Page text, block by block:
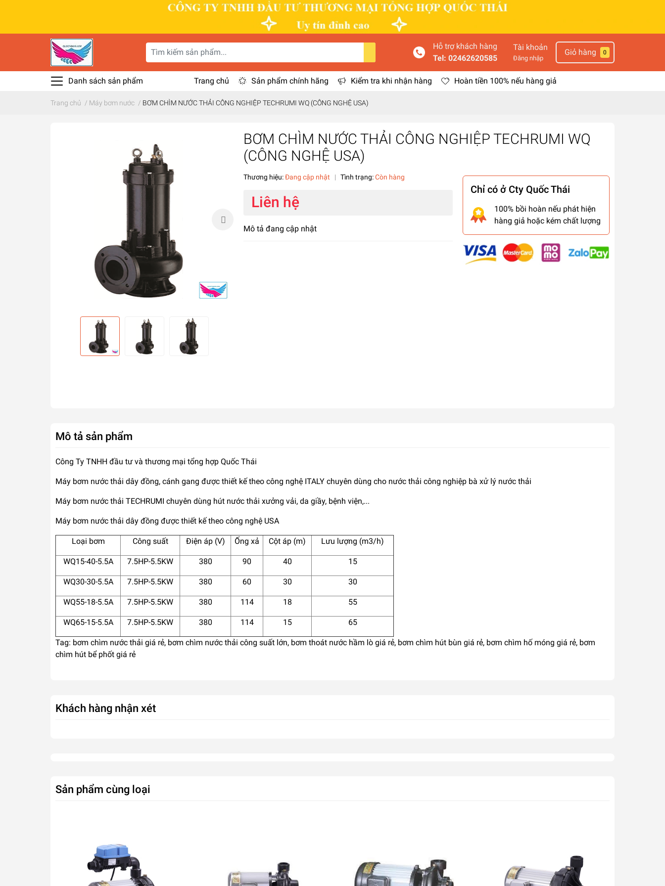
Hỗ trợ khách hàng
Tel: 02462620585
Tài khoản
Đăng nhập
Giỏ hàng 0
Danh sách sản phẩm Trang chủ Sản phẩm chính hãng Kiểm tra khi nhận hàng Hoàn tiền 100% nếu hàng giả
Trang chủ / Máy bơm nước / BƠM CHÌM NƯỚC THẢI CÔNG NGHIỆP TECHRUMI WQ (CÔNG NGHỆ USA)
BƠM CHÌM NƯỚC THẢI CÔNG NGHIỆP TECHRUMI WQ
(CÔNG NGHỆ USA)
Thương hiệu:Đang cập nhật | Tình trạng:Còn hàng
Liên hệ
Mô tả đang cập nhật
Chỉ có ở Cty Quốc Thái
100% bồi hoàn nếu phát hiện
hàng giả hoặc kém chất lượng
Mô tả sản phẩm
Công Ty TNHH đầu tư và thương mại tổng hợp Quốc Thái
Máy bơm nước thải dây đồng, cánh gang được thiết kế theo công nghệ ITALY chuyên dùng cho nước thải công nghiệp bà xử lý nước thải
Máy bơm nước thải TECHRUMI chuyên dùng hút nước thải xưởng vải, da giầy, bệnh viện,...
Máy bơm nước thải dây đồng được thiết kế theo công nghệ USA
Loại bơm Công suất Điện áp (V) Ống xả Cột áp (m) Lưu lượng (m3/h)
WQ15-40-5.5A 7.5HP-5.5KW 380 90 40 15
WQ30-30-5.5A 7.5HP-5.5KW 380 60 30 30
WQ55-18-5.5A 7.5HP-5.5KW 380 114 18 55
WQ65-15-5.5A 7.5HP-5.5KW 380 114 15 65
Tag: bơm chìm nước thải giá rẻ, bơm chìm nước thải công suất lớn, bơm thoát nước hầm lò giá rẻ, bơm chìm hút bùn giá rẻ, bơm chìm hố móng giá rẻ, bơm
chìm hút bể phốt giá rẻ
Khách hàng nhận xét
Sản phẩm cùng loại